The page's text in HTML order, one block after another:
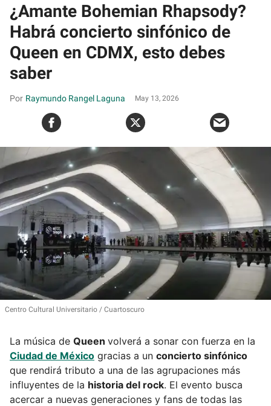
¿Amante Bohemian Rhapsody?
Habrá concierto sinfónico de
Queen en CDMX, esto debes
saber
Raymundo Rangel Laguna May 13, 2026
Centro Cultural Universitario Cuartoscuro
La música de Queen volverá a sonar con fuerza en la
Ciudad de México gracias a un concierto sinfónico
que rendirá tributo a una de las agrupaciones más
influyentes de la historia del rock. El evento busca
acercar a nuevas generaciones y fans de todas las